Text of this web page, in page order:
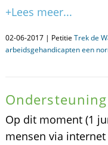
+Lees meer...
02-06-2017 | Petitie Trek de
arbeidsgehandicapten een
Op dit moment (1
mensen via